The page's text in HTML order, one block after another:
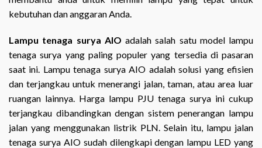
kebutuhan dan anggaran Anda.
Lampu tenaga surya AIO adalah salah satu model lampu
tenaga surya yang paling populer yang tersedia di pasaran
saat ini. Lampu tenaga surya AIO adalah solusi yang efisien
dan terjangkau untuk menerangi jalan, taman, atau area luar
ruangan lainnya. Harga lampu PJU tenaga surya ini cukup
terjangkau dibandingkan dengan sistem penerangan lampu
jalan yang menggunakan listrik PLN. Selain itu, lampu jalan
tenaga surya AIO sudah dilengkapi dengan lampu LED yang